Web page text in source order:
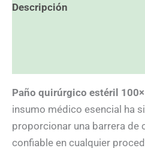
Descripción
Paño quirúrgico estéril
insumo médico esencial ha
proporcionar una barrera de
confiable en cualquier